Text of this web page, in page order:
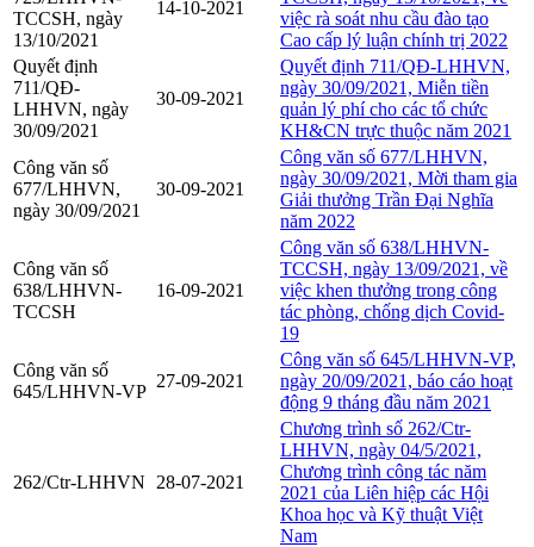
TCCSH, ngày
13/10/2021
14-10-2021
việc rà soát nhu cầu đào tạo
Cao cấp lý luận chính trị 2022
Quyết định
711/QĐ-
LHHVN, ngày
30/09/2021
30-09-2021
Quyết định 711/QĐ-LHHVN,
ngày 30/09/2021, Miễn tiền
quản lý phí cho các tổ chức
KH&CN trực thuộc năm 2021
Công văn số
677/LHHVN,
ngày 30/09/2021
30-09-2021
Công văn số 677/LHHVN,
ngày 30/09/2021, Mời tham gia
Giải thưởng Trần Đại Nghĩa
năm 2022
Công văn số
638/LHHVN-
TCCSH
16-09-2021
Công văn số 638/LHHVN-
TCCSH, ngày 13/09/2021, về
việc khen thưởng trong công
tác phòng, chống dịch Covid-
19
Công văn số
645/LHHVN-VP
27-09-2021
Công văn số 645/LHHVN-VP,
ngày 20/09/2021, báo cáo hoạt
động 9 tháng đầu năm 2021
262/Ctr-LHHVN 28-07-2021
Chương trình số 262/Ctr-
LHHVN, ngày 04/5/2021,
Chương trình công tác năm
2021 của Liên hiệp các Hội
Khoa học và Kỹ thuật Việt
Nam